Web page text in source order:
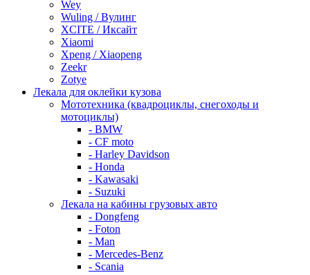
Wey
Wuling / Вулинг
XCITE / Иксайт
Xiaomi
Xpeng / Xiaopeng
Zeekr
Zotye
Лекала для оклейки кузова
Мототехника (квадроциклы, снегоходы и
мотоциклы)
- BMW
- CF moto
- Harley Davidson
- Honda
- Kawasaki
- Suzuki
Лекала на кабины грузовых авто
- Dongfeng
- Foton
- Man
- Mercedes-Benz
- Scania